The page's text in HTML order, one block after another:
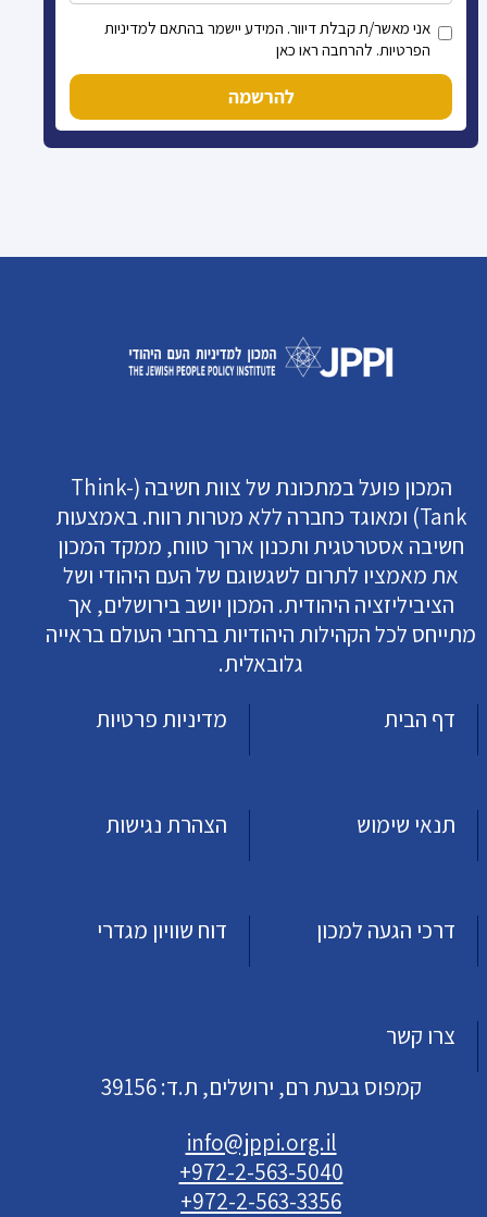
אני מאשר/ת קבלת דיוור. המידע יישמר בהתאם למדיניות
הפרטיות. להרחבה ראו כאן
להרשמה
המכון פועל במתכונת של צוות חשיבה (Think-
Tank) ומאוגד כחברה ללא מטרות רווח. באמצעות
חשיבה אסטרטגית ותכנון ארוך טווח, ממקד המכון
את מאמציו לתרום לשגשוגם של העם היהודי ושל
הציביליזציה היהודית. המכון יושב בירושלים, אך
מתייחס לכל הקהילות היהודיות ברחבי העולם בראייה
גלובאלית.
דף הבית
מדיניות פרטיות
תנאי שימוש הצהרת נגישות
דרכי הגעה למכון דוח שוויון מגדרי
צרו קשר
קמפוס גבעת רם, ירושלים, ת.ד: 39156
info@jppi.org.il
+972-2-563-5040
+972-2-563-3356